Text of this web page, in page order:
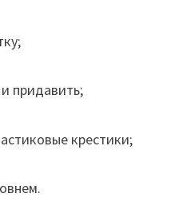
придавить;
крестики;